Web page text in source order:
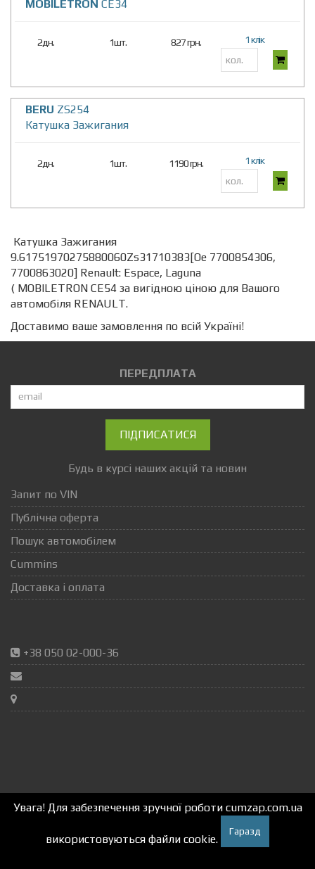
MOBILETRON CE34
2дн. 1шт. 827 грн. 1 клік
BERU ZS254
Катушка Зажигания
2дн. 1шт. 1190 грн. 1 клік
Катушка Зажигания
9.61751970275880060Zs31710383[Oe 7700854306,
7700863020] Renault: Espace, Laguna
( MOBILETRON CE54 за вигідною ціною для Вашого
автомобіля RENAULT.
Доставимо ваше замовлення по всій Україні!
ПЕРЕДПЛАТА
ПІДПИСАТИСЯ
Будь в курсі наших акцій та новин
Запит по VIN
Публічна оферта
Пошук автомобілем
Cummins
Доставка і оплата
+38 050 02-000-36
Увага! Для забезпечення зручної роботи cumzap.com.ua
використовуються файли cookie.
Гаразд